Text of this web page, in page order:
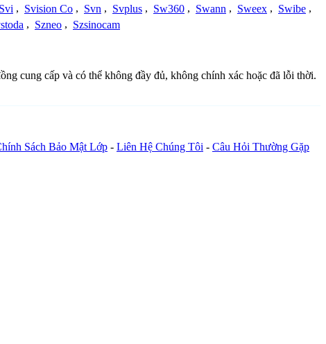
Svi , Svision Co , Svn , Svplus , Sw360 , Swann , Sweex , Swibe ,
, Szneo , Szsinocam
cung cấp và có thể không đầy đủ, không chính xác hoặc đã lỗi thời.
Sách Bảo Mật Lớp - Liên Hệ Chúng Tôi - Câu Hỏi Thường Gặp